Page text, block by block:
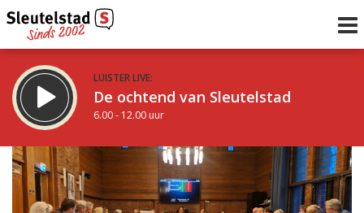
LUISTER LIVE:
De ochtend van Sleutelstad
6.00 - 12.00 uur
STRAKS:
De middag van Sleutelstad
12.00 - 18.00 uur
Vorig uur
uur 1 van 0 Volgend uur